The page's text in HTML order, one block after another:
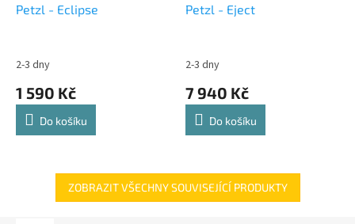
Petzl - Eclipse
2-3 dny
1 590 Kč
Do košíku
Petzl - Eject
2-3 dny
7 940 Kč
Do košíku
ZOBRAZIT VŠECHNY SOUVISEJÍCÍ PRODUKTY